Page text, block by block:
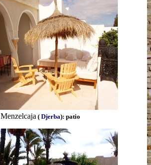
Menzelcaja( Djerba): patio